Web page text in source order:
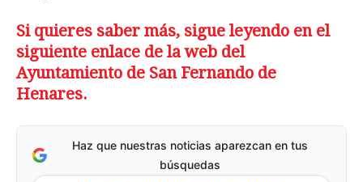
Si quieres saber más, sigue leyendo en el
siguiente enlace de la web del
Ayuntamiento de San Fernando de
Henares.
Haz que nuestras noticias aparezcan en tus
búsquedas